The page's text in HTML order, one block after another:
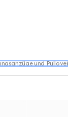
und Pullover